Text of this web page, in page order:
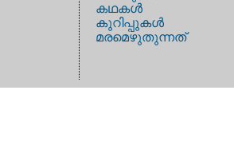
കഥകള്‍
കുറിപ്പുകള്‍
മരമെഴുതുന്നത്